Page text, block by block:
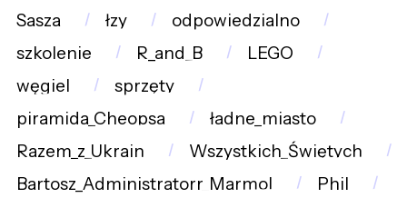
Sasza
łzy
odpowiedzialno
szkolenie
R_and_B
LEGO
węgiel
sprzęty
piramida_Cheopsa
ładne_miasto
Razem_z_Ukrain
Wszystkich_Świętych
Bartosz_Administratorr_Marmol
Phil